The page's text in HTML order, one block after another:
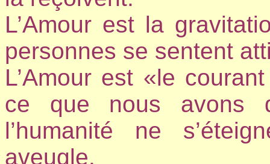
L’Amour est la
personnes se sentent
L’Amour est «le
ce que nous avons
l’humanité ne
aveugle.